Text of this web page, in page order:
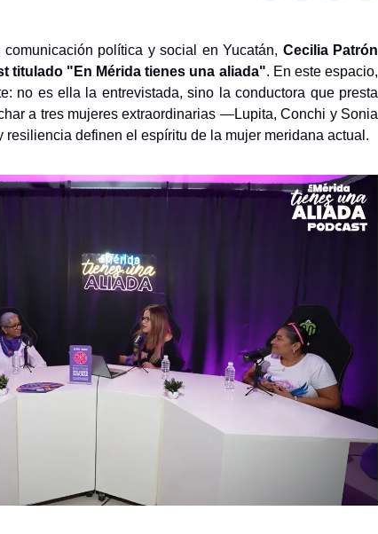
política y social en Yucatán, Cecilia Patrón
titulado "En Mérida tienes una aliada". En este espacio,
no es ella la entrevistada, sino la conductora que presta
a tres mujeres extraordinarias —Lupita, Conchi y Sonia
definen el espíritu de la mujer meridana actual.